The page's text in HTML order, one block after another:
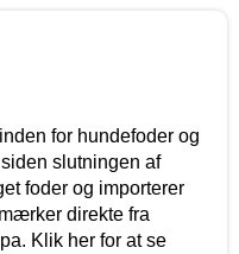
for hundefoder og
slutningen af
foder og importerer
direkte fra
Klik her for at se